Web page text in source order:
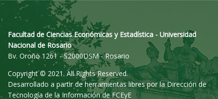
Facultad de Ciencias Económicas y Estadística - Universidad
Nacional de Rosario
Bv. Oroño 1261 - S2000DSM - Rosario
Copyright © 2021. All Rights Reserved.
Desarrollado a partir de herramientas libres por la Dirección de
Tecnología de la Información de FCEyE